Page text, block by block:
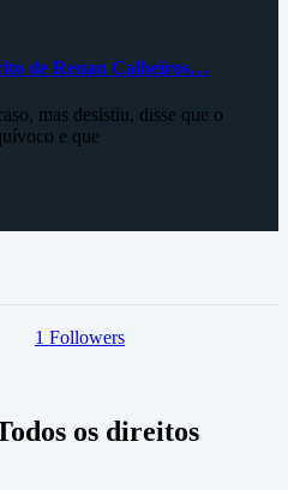
de Renan Calheiros…
mas desistiu, disse que o
e que
1 Followers
os direitos